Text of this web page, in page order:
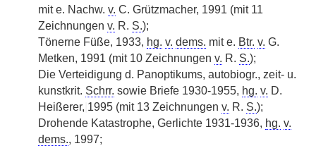
mit e. Nachw. v. C. Grützmacher, 1991 (mit 11
Zeichnungen v. R. S.);
Tönerne Füße, 1933, hg. v. dems. mit e. Btr. v. G.
Metken, 1991 (mit 10 Zeichnungen v. R. S.);
Die Verteidigung d. Panoptikums, autobiogr., zeit- u.
kunstkrit. Schrr. sowie Briefe 1930-1955, hg. v. D.
Heißerer, 1995 (mit 13 Zeichnungen v. R. S.);
Drohende Katastrophe, Gerlichte 1931-1936, hg. v.
dems., 1997;